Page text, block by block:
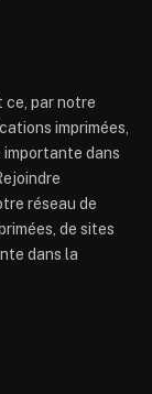
ce, par notre
imprimées,
importante dans
réseau de
de sites
dans la